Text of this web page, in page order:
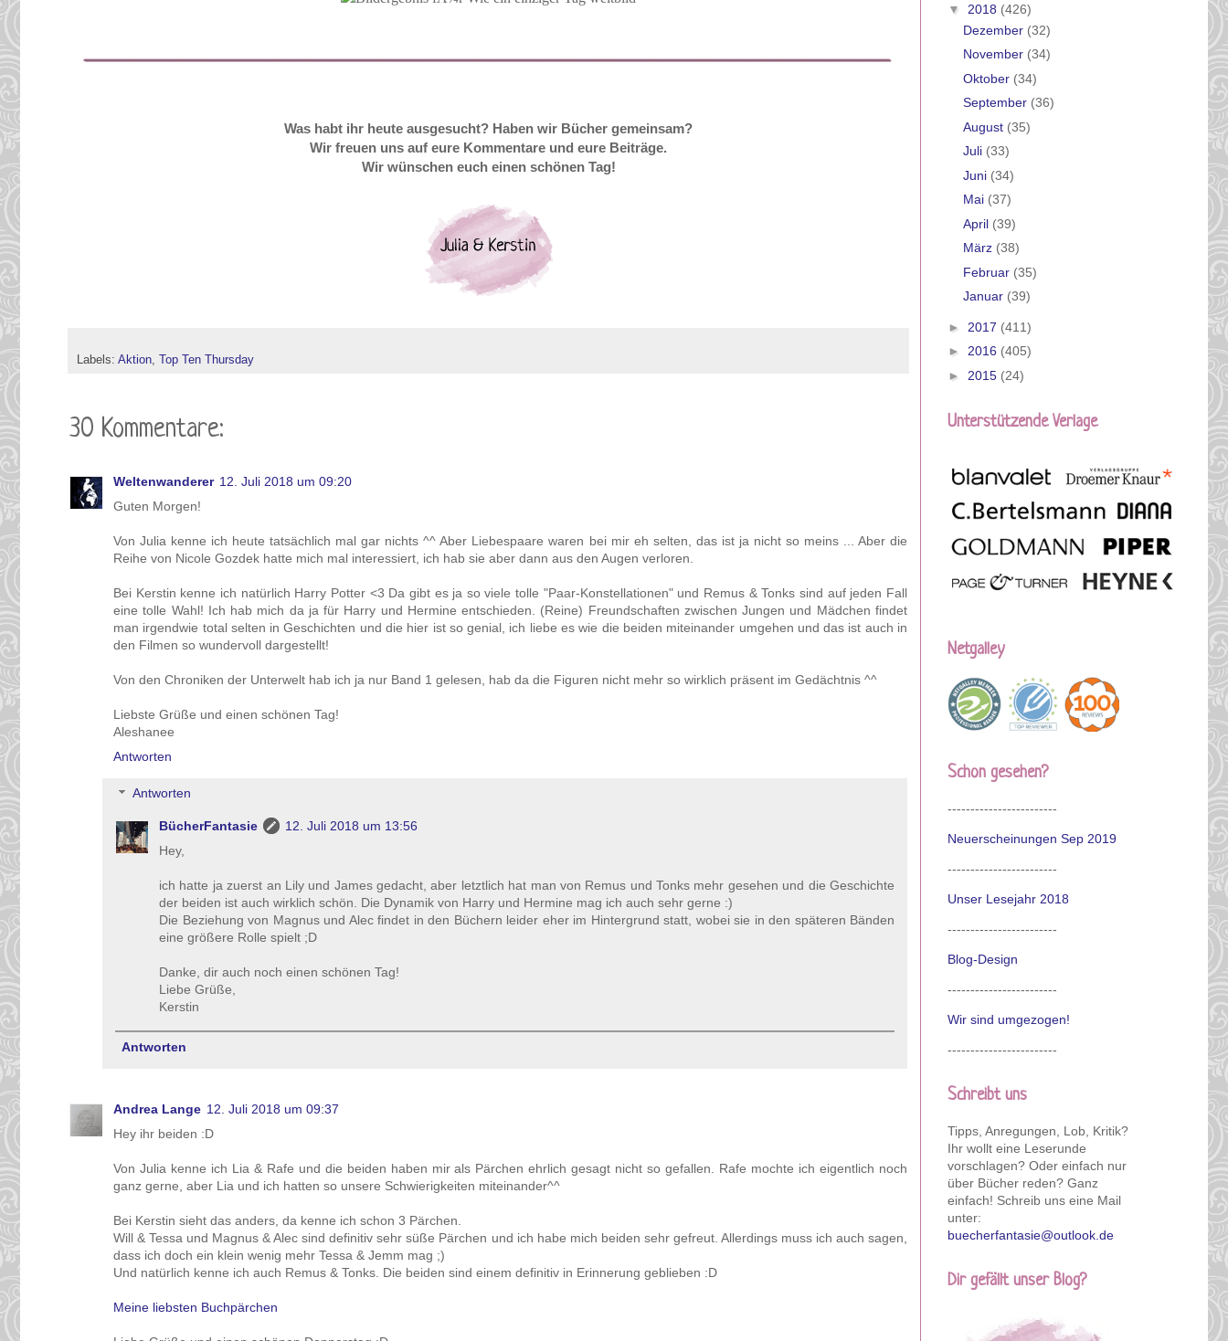
Was habt ihr heute ausgesucht? Haben wir Bücher gemeinsam?
Wir freuen uns auf eure Kommentare und eure Beiträge.
Wir wünschen euch einen schönen Tag!
Labels: Aktion, Top Ten Thursday
30 Kommentare:
Weltenwanderer 12. Juli 2018 um 09:20
Guten Morgen!
Von Julia kenne ich heute tatsächlich mal gar nichts ^^ Aber Liebespaare waren bei mir eh selten, das ist ja nicht so meins ... Aber die
Reihe von Nicole Gozdek hatte mich mal interessiert, ich hab sie aber dann aus den Augen verloren.
Bei Kerstin kenne ich natürlich Harry Potter <3 Da gibt es ja so viele tolle "Paar-Konstellationen" und Remus & Tonks sind auf jeden Fall
eine tolle Wahl! Ich hab mich da ja für Harry und Hermine entschieden. (Reine) Freundschaften zwischen Jungen und Mädchen findet
man irgendwie total selten in Geschichten und die hier ist so genial, ich liebe es wie die beiden miteinander umgehen und das ist auch in
den Filmen so wundervoll dargestellt!
Von den Chroniken der Unterwelt hab ich ja nur Band 1 gelesen, hab da die Figuren nicht mehr so wirklich präsent im Gedächtnis ^^
Liebste Grüße und einen schönen Tag!
Aleshanee
Antworten
Antworten
BücherFantasie
12. Juli 2018 um 13:56
Hey,
ich hatte ja zuerst an Lily und James gedacht, aber letztlich hat man von Remus und Tonks mehr gesehen und die Geschichte
der beiden ist auch wirklich schön. Die Dynamik von Harry und Hermine mag ich auch sehr gerne :)
Die Beziehung von Magnus und Alec findet in den Büchern leider eher im Hintergrund statt, wobei sie in den späteren Bänden
eine größere Rolle spielt ;D
Danke, dir auch noch einen schönen Tag!
Liebe Grüße,
Kerstin
Antworten
Andrea Lange 12. Juli 2018 um 09:37
Hey ihr beiden :D
Von Julia kenne ich Lia & Rafe und die beiden haben mir als Pärchen ehrlich gesagt nicht so gefallen. Rafe mochte ich eigentlich noch
ganz gerne, aber Lia und ich hatten so unsere Schwierigkeiten miteinander^^
Bei Kerstin sieht das anders, da kenne ich schon 3 Pärchen.
Will & Tessa und Magnus & Alec sind definitiv sehr süße Pärchen und ich habe mich beiden sehr gefreut. Allerdings muss ich auch sagen,
dass ich doch ein klein wenig mehr Tessa & Jemm mag ;)
Und natürlich kenne ich auch Remus & Tonks. Die beiden sind einem definitiv in Erinnerung geblieben :D
Meine liebsten Buchpärchen
▼ 2018 (426)
Dezember (32)
November (34)
Oktober (34)
September (36)
August (35)
Juli (33)
Juni (34)
Mai (37)
April (39)
März (38)
Februar (35)
Januar (39)
► 2017 (411)
► 2016 (405)
► 2015 (24)
Unterstützende Verlage
Netgalley
Schon gesehen?
------------------------
Neuerscheinungen Sep 2019
------------------------
Unser Lesejahr 2018
------------------------
Blog-Design
------------------------
Wir sind umgezogen!
------------------------
Schreibt uns
Tipps, Anregungen, Lob, Kritik?
Ihr wollt eine Leserunde
vorschlagen? Oder einfach nur
über Bücher reden? Ganz
einfach! Schreib uns eine Mail
unter:
buecherfantasie@outlook.de
Dir gefällt unser Blog?